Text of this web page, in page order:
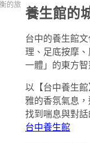
的旅
養生館的
台中的養生館
理、足底按摩
一體」的東方
以【台中養生
雅的香氛氣息
找到喘息與對話
台中養生館